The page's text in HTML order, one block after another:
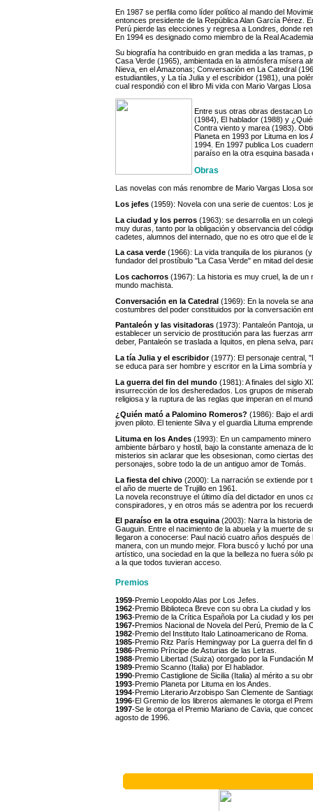
En 1987 se perfila como líder político al mando del
entonces presidente de la República Alan García Pérez.
Perú pierde las elecciones y regresa a Londres, donde
En 1994 es designado como miembro de la Real
Su biografía ha contribuido en gran medida a las
Casa Verde (1965), ambientada en la atmósfera mísera
Nieva, en el Amazonas; Conversación en La Catedral
estudiantiles, y La tía Julia y el escribidor (1981), una
cual respondió con el libro Mi vida con Mario Vargas Llosa
Entre sus otras obras destacan
(1984), El hablador (1988) y
Contra viento y marea (1983).
Planeta en 1993 por Lituma en
1994. En 1997 publica Los
paraíso en la otra esquina
Obras
Las novelas con más renombre de Mario Vargas Llosa
Los jefes (1959): Novela con una serie de cuentos: Los
La ciudad y los perros (1963): se desarrolla en un
muy duras, tanto por la obligación y observancia del
cadetes, alumnos del internado, que no es otro que el de
La casa verde (1966): La vida tranquila de los piuranos
fundador del prostíbulo "La Casa Verde" en mitad del
Los cachorros (1967): La historia es muy cruel, la de
mundo machista.
Conversación en la Catedral (1969): En la novela se
costumbres del poder constituidos por la conversación
Pantaleón y las visitadoras (1973): Pantaleón Pantoja,
establecer un servicio de prostitución para las fuerzas
deber, Pantaleón se traslada a Iquitos, en plena selva,
La tía Julia y el escribidor(1977): El personaje central,
se educa para ser hombre y escritor en la Lima sombría
La guerra del fin del mundo (1981): A finales del siglo
insurrección de los desheredados. Los grupos de
religiosa y la ruptura de las reglas que imperan en el
¿Quién mató a Palomino Romeros? (1986): Bajo el
joven piloto. El teniente Silva y el guardia Lituma
Lituma en los Andes (1993): En un campamento
ambiente bárbaro y hostil, bajo la constante amenaza de
misterios sin aclarar que les obsesionan, como ciertas
personajes, sobre todo la de un antiguo amor de Tomás.
La fiesta del chivo (2000): La narración se extiende por
el año de muerte de Trujillo en 1961.
La novela reconstruye el último día del dictador en unos
conspiradores, y en otros más se adentra por los
El paraíso en la otra esquina (2003): Narra la historia
Gauguin. Entre el nacimiento de la abuela y la muerte de
llegaron a conocerse: Paul nació cuatro años después
manera, con un mundo mejor. Flora buscó y luchó por
artístico, una sociedad en la que la belleza no fuera sólo
a la que todos tuvieran acceso.
Premios
1959-Premio Leopoldo Alas por Los Jefes.
1962-Premio Biblioteca Breve con su obra La ciudad y
1963-Premio de la Crítica Española por La ciudad y los
1967-Premios Nacional de Novela del Perú, Premio de
1982-Premio del Instituto Italo Latinoamericano de Roma.
1985-Premio Ritz París Hemingway por La guerra del fin
1986-Premio Príncipe de Asturias de las Letras.
1988-Premio Libertad (Suiza) otorgado por la Fundación
1989-Premio Scanno (Italia) por El hablador.
1990-Premio Castiglione de Sicilia (Italia) al mérito a su
1993-Premio Planeta por Lituma en los Andes.
1994-Premio Literario Arzobispo San Clemente de
1996-El Gremio de los libreros alemanes le otorga el
1997-Se le otorga el Premio Mariano de Cavia, que
agosto de 1996.